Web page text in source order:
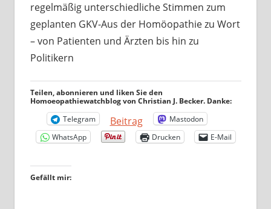
regelmäßig unterschiedliche Stimmen zum
geplanten GKV-Aus der Homöopathie zu Wort
– von Patienten und Ärzten bis hin zu
Politikern
Teilen, abonnieren und liken Sie den
Homoeopathiewatchblog von Christian J. Becker. Danke:
Telegram
Beitrag
Mastodon
WhatsApp
Drucken E-Mail
Gefällt mir: